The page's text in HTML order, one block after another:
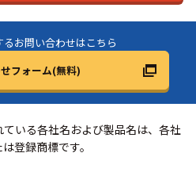
お問い合わせはこちら
フォーム(無料)
いる各社名および製品名は、各社
登録商標です。